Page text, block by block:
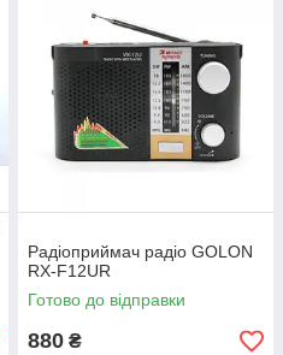
Радіоприймач радіо GOLON
RX-F12UR
Готово до відправки
880 ₴